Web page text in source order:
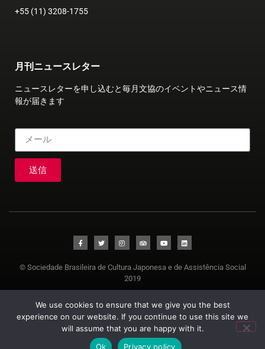
+55 (11) 3208-1755
月刊ニュースレター
ニュースレターを申し込むと毎月文協のイベントやニュース情
報が届きます
送信
© Sociedade Brasileira de Cultura Japonesa e de Assistência Social
2019
We use cookies to ensure that we give you the best
experience on our website. If you continue to use this site we
will assume that you are happy with it.
Ok
Privacy policy